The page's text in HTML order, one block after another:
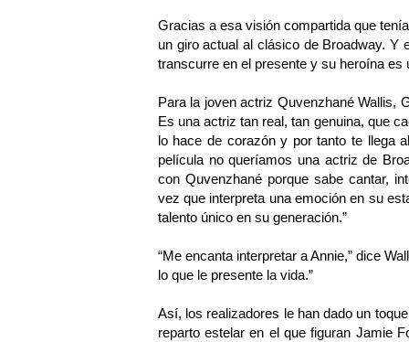
Gracias a esa visión compartida que
un giro actual al clásico de Broadway. Y
transcurre en el presente y su heroína es
Para la joven actriz Quvenzhané Wallis,
Es una actriz tan real, tan genuina, que
lo hace de corazón y por tanto te llega
película no queríamos una actriz de
con Quvenzhané porque sabe cantar,
vez que interpreta una emoción en su
talento único en su generación.”
“Me encanta interpretar a Annie,” dice
lo que le presente la vida.”
Así, los realizadores le han dado un
reparto estelar en el que figuran Jamie